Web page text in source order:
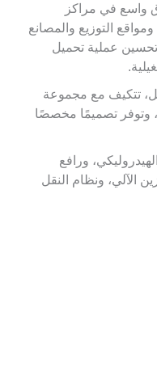
واسع في مراكز
التوزيع والمصانع
تحسين عملية تحميل
تتكيف مع مجموعة
وتوفر تصميمًا مخصصًا
ورافع
الآلي، ونظام النقل